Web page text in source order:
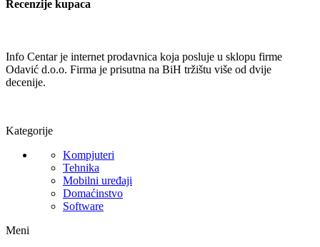
Recenzije kupaca
Info Centar je internet prodavnica koja posluje u sklopu firme
Odavić d.o.o. Firma je prisutna na BiH tržištu više od dvije
decenije.
Kategorije
Kompjuteri
Tehnika
Mobilni uređaji
Domaćinstvo
Software
Meni